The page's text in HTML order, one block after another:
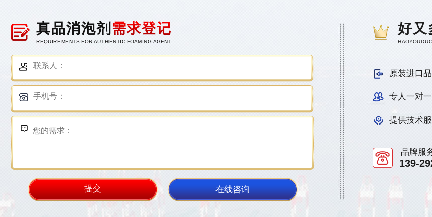
真品消泡剂 需求登记
REQUIREMENTS FOR AUTHENTIC FOAMING AGENT
在线咨询
好又
原装进口
专人一对
提供技术
品牌服
139-